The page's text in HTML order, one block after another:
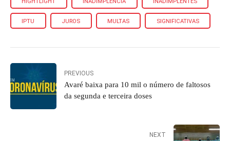
IPTU JUROS MULTAS SIGNIFICATIVAS
PREVIOUS
Avaré baixa para 10 mil o número de faltosos
da segunda e terceira doses
NEXT